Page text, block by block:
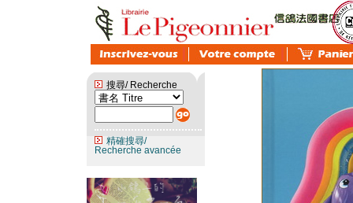
搜尋/ Recherche
精確搜尋/
Recherche avancée